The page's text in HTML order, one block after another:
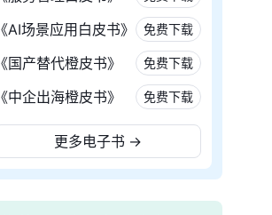
《AI场景应用白皮书》 免费下载
《国产替代橙皮书》 免费下载
《中企出海橙皮书》 免费下载
更多电子书 →